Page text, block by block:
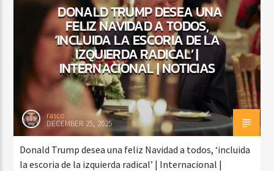
DONALD TRUMP DESEA UNA
FELIZ NAVIDAD A TODOS,
‘INCLUIDA LA ESCORIA DE LA
IZQUIERDA RADICAL’ |
INTERNACIONAL | NOTICIAS
rasco
DECEMBER 25, 2025
Donald Trump desea una feliz Navidad a todos, ‘incluida
la escoria de la izquierda radical’ | Internacional |